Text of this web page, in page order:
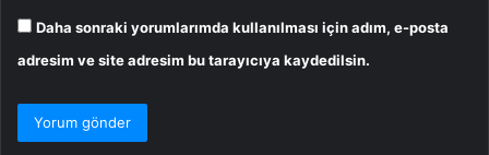
Daha sonraki yorumlarımda kullanılması için adım, e-posta
adresim ve site adresim bu tarayıcıya kaydedilsin.